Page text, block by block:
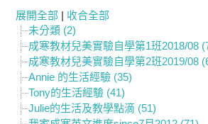
展開全部 | 收合全部
未分類 (2)
成寒教材兒美實驗自學第1班2018/08
成寒教材兒美實驗自學第2班2019/08
Annie 的生活經驗 (35)
Tony的生活經驗 (41)
Julie的生活及教學點滴 (51)